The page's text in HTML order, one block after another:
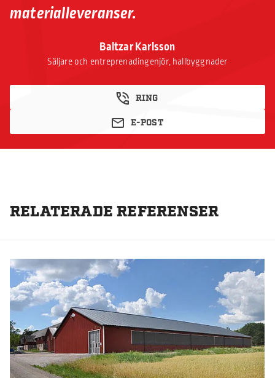
Baltzar Karlsson
Säljare och entreprenadingenjör, hallbyggnader
RING
E-POST
materialleveranser.
RELATERADE REFERENSER